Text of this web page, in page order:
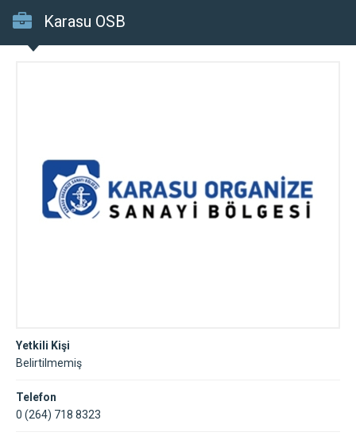
Karasu OSB
Yetkili Kişi
Belirtilmemiş
Telefon
0 (264) 718 8323